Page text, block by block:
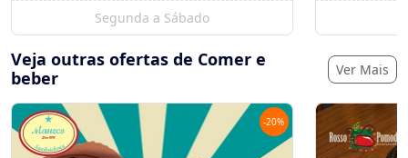
Segunda a Sábado
Veja outras ofertas de Comer e
beber
Ver Mais
-20%